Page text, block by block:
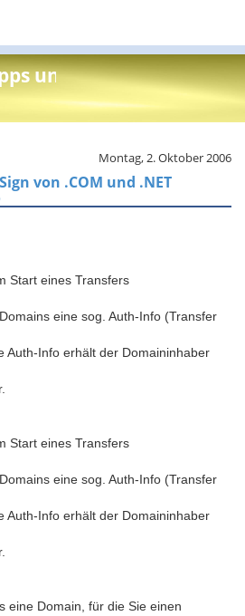
und Info
Montag, 2. Oktober 2006
von .COM und .NET
Start eines Transfers
eine sog. Auth-Info (Transfer
Auth-Info erhält der Domaininhaber
Start eines Transfers
eine sog. Auth-Info (Transfer
Auth-Info erhält der Domaininhaber
eine Domain, für die Sie einen